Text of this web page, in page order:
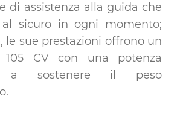
di assistenza alla guida che
sicuro in ogni momento;
le sue prestazioni offrono un
CV con una potenza
a sostenere il peso